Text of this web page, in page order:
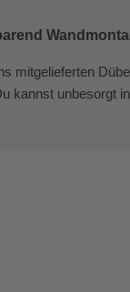
mitgelieferten
kannst unbesorgt